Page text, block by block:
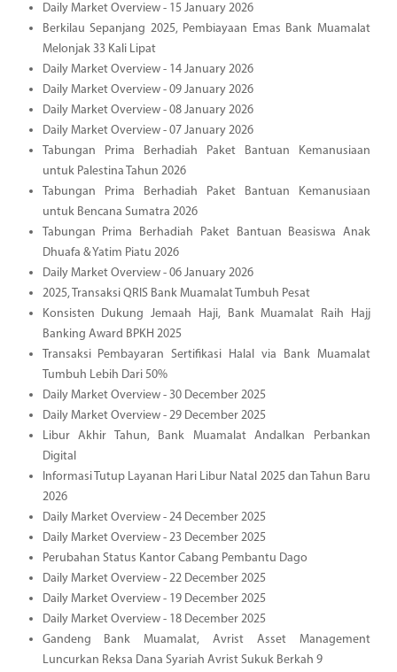
Daily Market Overview - 15 January 2026
Berkilau Sepanjang 2025, Pembiayaan Emas Bank Muamalat
Melonjak 33 Kali Lipat
Daily Market Overview - 14 January 2026
Daily Market Overview - 09 January 2026
Daily Market Overview - 08 January 2026
Daily Market Overview - 07 January 2026
Tabungan Prima Berhadiah Paket Bantuan Kemanusiaan
untuk Palestina Tahun 2026
Tabungan Prima Berhadiah Paket Bantuan Kemanusiaan
untuk Bencana Sumatra 2026
Tabungan Prima Berhadiah Paket Bantuan Beasiswa Anak
Dhuafa & Yatim Piatu 2026
Daily Market Overview - 06 January 2026
2025, Transaksi QRIS Bank Muamalat Tumbuh Pesat
Konsisten Dukung Jemaah Haji, Bank Muamalat Raih Hajj
Banking Award BPKH 2025
Transaksi Pembayaran Sertifikasi Halal via Bank Muamalat
Tumbuh Lebih Dari 50%
Daily Market Overview - 30 December 2025
Daily Market Overview - 29 December 2025
Libur Akhir Tahun, Bank Muamalat Andalkan Perbankan
Digital
Informasi Tutup Layanan Hari Libur Natal 2025 dan Tahun Baru
2026
Daily Market Overview - 24 December 2025
Daily Market Overview - 23 December 2025
Perubahan Status Kantor Cabang Pembantu Dago
Daily Market Overview - 22 December 2025
Daily Market Overview - 19 December 2025
Daily Market Overview - 18 December 2025
Gandeng Bank Muamalat, Avrist Asset Management
Luncurkan Reksa Dana Syariah Avrist Sukuk Berkah 9